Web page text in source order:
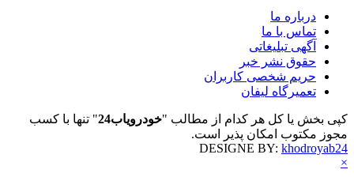
درباره ما
تماس با ما
آگهی تبلیغاتی
حقوق نشر خبر
حریم شخصی کاربران
تعمیرگاه لیفان
کپی بخش یا کل هر کدام از مطالب "خودرویاب24
" تنها با کسب
مجوز مکتوب امکان پذیر است.
DESIGNE BY: khodroyab24
×